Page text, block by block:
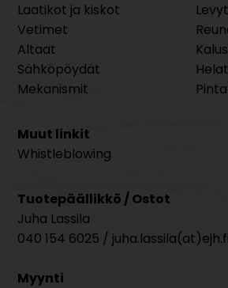
Laatikot ja kiskot
Vetimet
Altaat
Sähköpöydät
Mekanismit
Helat
Muut linkit
Whistleblowing
Tuotepäällikkö / Ostot
Juha Lassila
040 154 6025 / juha.lassila(at)ejh.fi
Myynti